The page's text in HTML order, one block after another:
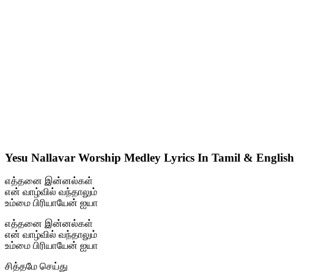
Yesu Nallavar Worship Medley Lyrics In Tamil & English
எத்தனை இன்னல்கள்
என் வாழ்வில் வந்தாலும்
உம்மை பிரியாயேன் ஐயா
எத்தனை இன்னல்கள்
என் வாழ்வில் வந்தாலும்
உம்மை பிரியாயேன் ஐயா
சித்தமே செய்து